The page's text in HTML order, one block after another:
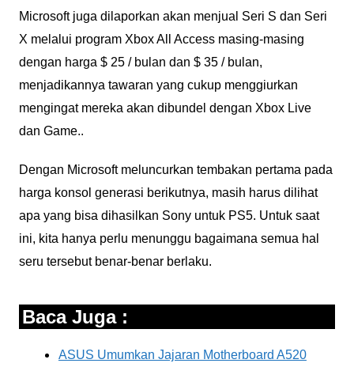
Microsoft juga dilaporkan akan menjual Seri S dan Seri
X melalui program Xbox All Access masing-masing
dengan harga $ 25 / bulan dan $ 35 / bulan,
menjadikannya tawaran yang cukup menggiurkan
mengingat mereka akan dibundel dengan Xbox Live
dan Game..
Dengan Microsoft meluncurkan tembakan pertama pada
harga konsol generasi berikutnya, masih harus dilihat
apa yang bisa dihasilkan Sony untuk PS5. Untuk saat
ini, kita hanya perlu menunggu bagaimana semua hal
seru tersebut benar-benar berlaku.
Baca Juga :
ASUS Umumkan Jajaran Motherboard A520